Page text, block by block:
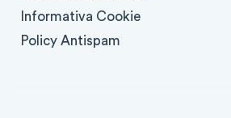
Informativa Cookie
Policy Antispam